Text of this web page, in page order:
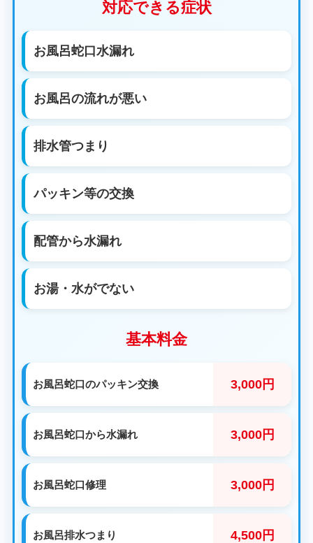
対応できる症状
お風呂蛇口水漏れ
お風呂の流れが悪い
排水管つまり
パッキン等の交換
配管から水漏れ
お湯・水がでない
基本料金
お風呂蛇口のパッキン交換 3,000円
お風呂蛇口から水漏れ 3,000円
お風呂蛇口修理 3,000円
お風呂排水つまり 4,500円